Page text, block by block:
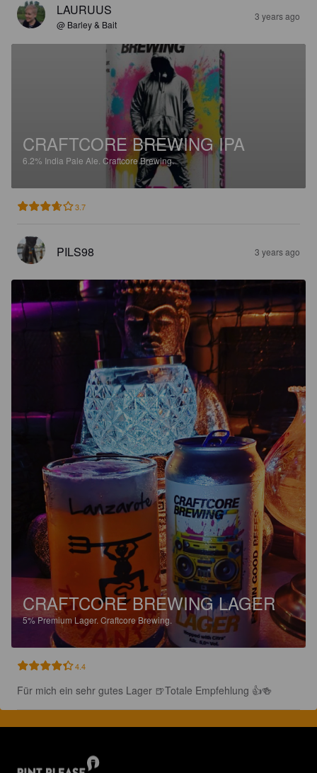
LAURUUS
@ Barley & Bait
3 years ago
CRAFTCORE BREWING IPA
6.2% India Pale Ale. Craftcore Brewing.
3.7
PILS98 3 years ago
CRAFTCORE BREWING LAGER
5%Premium Lager. Craftcore Brewing.
4.4
Für mich ein sehr gutes Lager 🍺Totale Empfehlung 👍🍻